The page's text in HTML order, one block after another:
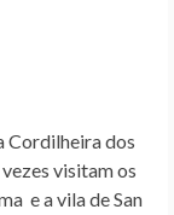
Cordilheira dos
visitam os
e a vila de San